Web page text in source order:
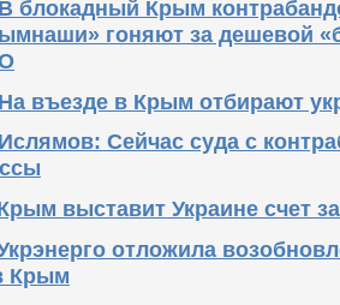
блокадный Крым
гоняют за дешевой
въезде в Крым отбирают
Сейчас суда с
выставит Украине счет
отложила
Крым